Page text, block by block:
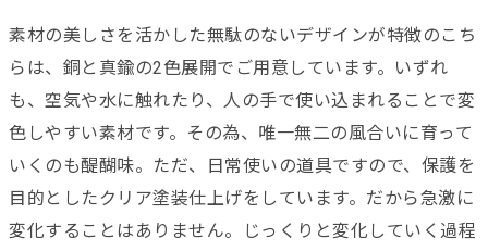
素材の美しさを活かした無駄のないデザインが特徴のこち
らは、銅と真鍮の2色展開でご用意しています。いずれ
も、空気や水に触れたり、人の手で使い込まれることで変
色しやすい素材です。その為、唯一無二の風合いに育って
いくのも醍醐味。ただ、日常使いの道具ですので、保護を
目的としたクリア塗装仕上げをしています。だから急激に
変化することはありません。じっくりと変化していく過程